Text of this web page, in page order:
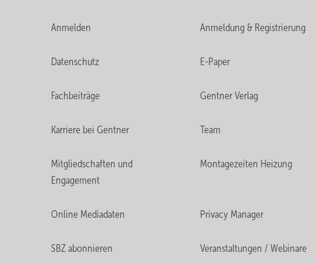
Anmelden Anmeldung & Registrierung
Datenschutz E-Paper
Fachbeiträge Gentner Verlag
Karriere bei Gentner Team
Mitgliedschaften und
Engagement
Montagezeiten Heizung
Online Mediadaten Privacy Manager
SBZ abonnieren Veranstaltungen / Webinare